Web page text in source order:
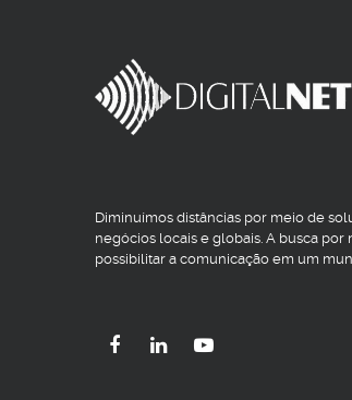
Diminuímos distâncias por meio de
negócios locais e globais. A busca
possibilitar a comunicação em um